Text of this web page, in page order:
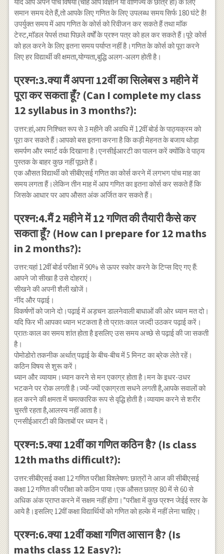
समान समय देते हैं,तो आपके लिए गणित के लिए उपलब्ध समय सिर्फ 180 घंटे है!
उपर्युक्त समय में आप गणित के कोर्स को रिवीजन कर सकते हैं तथा माॅक
टेस्ट,माॅडल पेपर्स तथा पिछले वर्षों के प्रश्न पत्र को हल कर सकते हैं।पूरे कोर्स
को हल करने के लिए इतना समय पर्याप्त नहीं है।गणित के कोर्स को पूरा करने
लिए हर विद्यार्थी की क्षमता,योग्यता,बुद्धि अलग-अलग होती है।
प्रश्न:3.क्या मैं अपना 12वीं का सिलेबस 3 महीने में
पूरा कर सकता हूँ? (Can I complete my class
12 syllabus in 3 months?):
उत्तर:हां,आप निश्चित रूप से 3 महीने की अवधि में 12वीं बोर्ड के पाठ्यक्रम को
पूरा कर सकते हैं।आपको बस इतना करना है कि कड़ी मेहनत के बजाय थोड़ा
समर्पण और स्मार्ट वर्क दिखाना है।एनसीईआरटी का पालन करें क्योंकि वे पाठ्य
पुस्तक के बाहर कुछ नहीं पूछते हैं।
एक औसत विद्यार्थी को सीबीएसई गणित का कोर्स करने में लगभग पांच माह का
समय लगता हैं।लेकिन तीन माह में आप गणित का इतना कोर्स कर सकते हैं कि
जिसके आधार पर आप औसत अंक अर्जित कर सकते हैं।
प्रश्न:4.मैं 2 महीने में 12 गणित की तैयारी कैसे कर
सकता हूँ? (How can I prepare for 12 maths
in 2 months?):
उत्तर:यहां 12वीं बोर्ड परीक्षा में 90% से ऊपर स्कोर करने के टिप्स दिए गए हैं:
आपने जो सीखा है उसे दोहराएं।
सीखने की अपनी शैली खोजें।
नींद और पढ़ाई।
विकर्षणों को जाने दो।पढ़ाई में अड़चन डालनेवाली बाधाओं की ओर ध्यान मत दो।
यदि फिर भी आपका ध्यान भटकता है तो प्रातःकाल जल्दी उठकर पढ़ाई करें।
प्रातःकाल का समय शांत होता है इसलिए उस समय अच्छे से पढ़ाई की जा सकती
है।
पोमोडोरो तकनीक अर्थात् पढ़ाई के बीच-बीच में 5 मिनट का ब्रेक लेते रहें।
कठिन विषय से शुरू करें।
ध्यान और व्यायाम।ध्यान करने से मन एकाग्र होता है।मन के इधर-उधर
भटकने पर रोक लगती है।ज्यों-ज्यों एकाग्रता सधने लगती है,आपके सवालों को
हल करने की क्षमता में चमत्कारिक रूप से वृद्धि होती है।व्यायाम करने से शरीर
चुस्ती रहता है,आलस्य नहीं आता है।
एनसीईआरटी की किताबों पर ध्यान दें।
प्रश्न:5.क्या 12वीं का गणित कठिन है? (Is class
12th maths difficult?):
उत्तर:सीबीएसई कक्षा 12 गणित परीक्षा विश्लेषण: छात्रों ने आज की सीबीएसई
कक्षा 12 गणित की परीक्षा को कठिन पाया।एक औसत छात्र 80 में से 60 से
अधिक अंक प्राप्त करने में सक्षम नहीं होगा।”परीक्षा में कुछ प्रश्न जेईई स्तर के
आये है।इसलिए 12वीं कक्षा विद्यार्थियों को गणित को हल्के में नहीं लेना चाहिए।
प्रश्न:6.क्या 12वीं कक्षा गणित आसान है? (Is
maths class 12 Easy?):